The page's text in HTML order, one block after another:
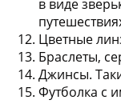
в виде
Цветные
Браслеты,
Джинсы.
Футболка с